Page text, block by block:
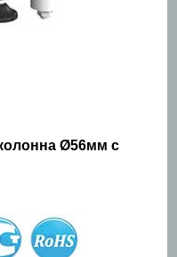
Ø56мм с